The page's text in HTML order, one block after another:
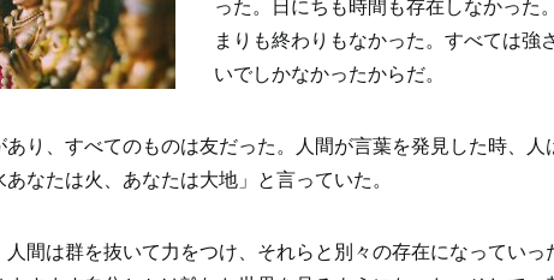
った。日にちも時間も存在しなかった
まりも終わりもなかった。すべては強
いでしかなかったからだ。
あり、すべてのものは友だった。人間が言葉を発見した時、人
なたは火、あなたは大地」と言っていた。
人間は群を抜いて力をつけ、それらと別々の存在になっていっ